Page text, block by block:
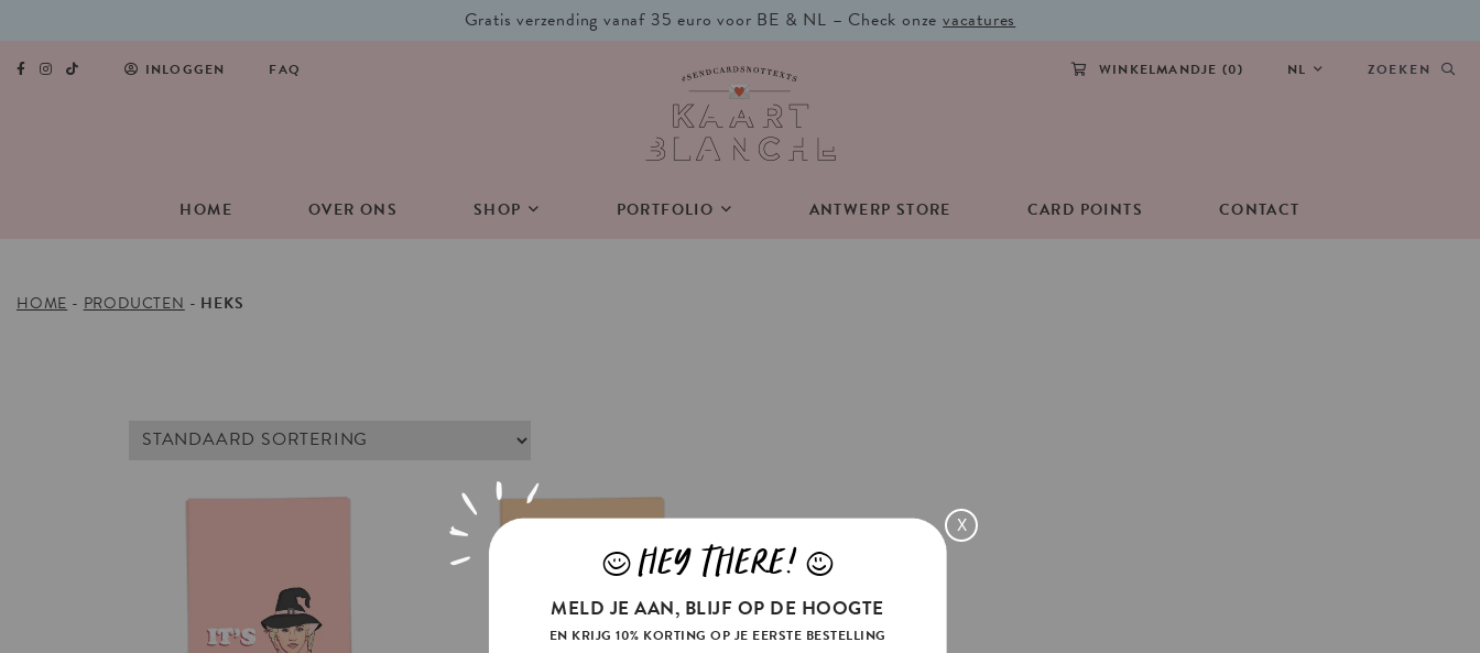
Gratis verzending vanaf 35 euro voor BE & NL – Check onzevacatures
INLOGGEN FAQ WINKELMANDJE (0) NL ZOEKEN
HOME OVER ONS SHOP PORTFOLIO ANTWERP STORE CARD POINTS CONTACT
HOME - PRODUCTEN - HEKS
X
JHEY THERE! L
MELD JE AAN, BLIJF OP DE HOOGTE
EN KRIJG 10% KORTING OP JE EERSTE BESTELLING